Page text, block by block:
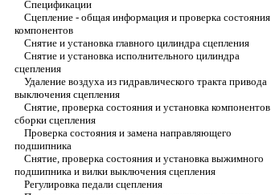
Спецификации
Сцепление - общая информация и проверка состояния
компонентов
Снятие и установка главного цилиндра сцепления
Снятие и установка исполнительного цилиндра
сцепления
Удаление воздуха из гидравлического тракта привода
выключения сцепления
Снятие, проверка состояния и установка компонентов
сборки сцепления
Проверка состояния и замена направляющего
подшипника
Снятие, проверка состояния и установка выжимного
подшипника и вилки выключения сцепления
Регулировка педали сцепления